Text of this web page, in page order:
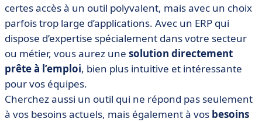
certes accès à un outil polyvalent, mais avec un choix
parfois trop large d’applications. Avec un ERP qui
dispose d’expertise spécialement dans votre secteur
ou métier, vous aurez une solution directement
prête à l’emploi, bien plus intuitive et intéressante
pour vos équipes.
Cherchez aussi un outil qui ne répond pas seulement
à vos besoins actuels, mais également à vos besoins